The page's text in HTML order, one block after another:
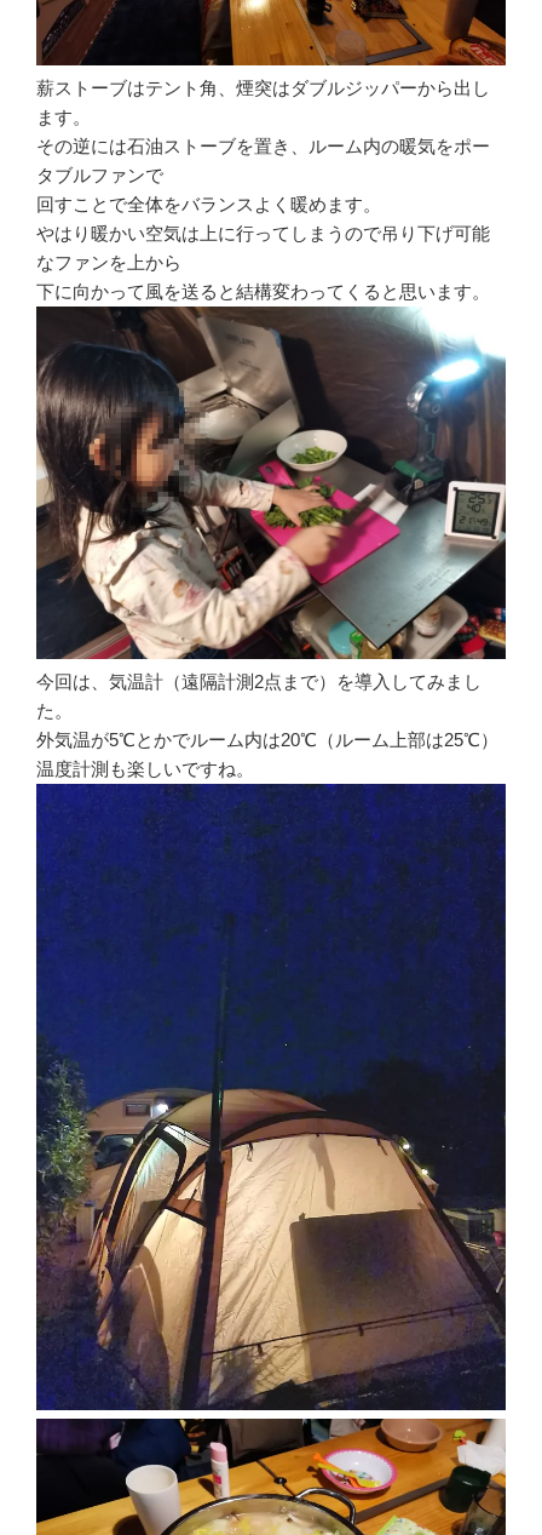
薪ストーブはテント角、煙突はダブルジッパーから出し
ます。
その逆には石油ストーブを置き、ルーム内の暖気をポー
タブルファンで
回すことで全体をバランスよく暖めます。
やはり暖かい空気は上に行ってしまうので吊り下げ可能
なファンを上から
下に向かって風を送ると結構変わってくると思います。
今回は、気温計（遠隔計測2点まで）を導入してみまし
た。
外気温が5℃とかでルーム内は20℃（ルーム上部は25℃）
温度計測も楽しいですね。